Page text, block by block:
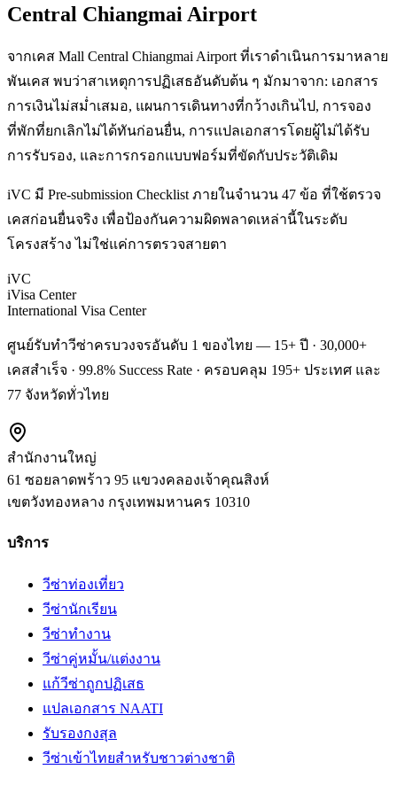
Central Chiangmai Airport
จากเคส Mall Central Chiangmai Airport ที่เราดำเนินการมาหลาย
พันเคส พบว่าสาเหตุการปฏิเสธอันดับต้น ๆ มักมาจาก: เอกสาร
การเงินไม่สม่ำเสมอ, แผนการเดินทางที่กว้างเกินไป, การจอง
ที่พักที่ยกเลิกไม่ได้ทันก่อนยื่น, การแปลเอกสารโดยผู้ไม่ได้รับ
การรับรอง, และการกรอกแบบฟอร์มที่ขัดกับประวัติเดิม
iVC มี Pre-submission Checklist ภายในจำนวน 47 ข้อ ที่ใช้ตรวจ
เคสก่อนยื่นจริง เพื่อป้องกันความผิดพลาดเหล่านี้ในระดับ
โครงสร้าง ไม่ใช่แค่การตรวจสายตา
iVC
iVisa Center
International Visa Center
ศูนย์รับทำวีซ่าครบวงจรอันดับ 1 ของไทย — 15+ ปี · 30,000+
เคสสำเร็จ · 99.8% Success Rate · ครอบคลุม 195+ ประเทศ และ
77 จังหวัดทั่วไทย
สำนักงานใหญ่
61 ซอยลาดพร้าว 95 แขวงคลองเจ้าคุณสิงห์
เขตวังทองหลาง กรุงเทพมหานคร 10310
บริการ
วีซ่าท่องเที่ยว
วีซ่านักเรียน
วีซ่าทำงาน
วีซ่าคู่หมั้น/แต่งงาน
แก้วีซ่าถูกปฏิเสธ
แปลเอกสาร NAATI
รับรองกงสุล
วีซ่าเข้าไทยสำหรับชาวต่างชาติ